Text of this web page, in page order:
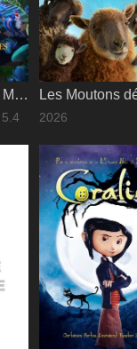
Descendants : La Malédiction du Pays des Merveilles
2026